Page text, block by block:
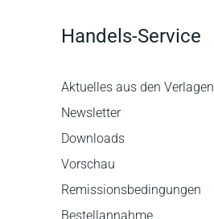
Handels-Service
Aktuelles aus den Verlagen
Newsletter
Downloads
Vorschau
Remissionsbedingungen
Bestellannahme